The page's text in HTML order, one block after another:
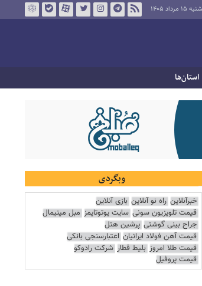
مرداد ۱۴۰۵
استان‌ها
وبگردی
خبرآنلاین راه نو آنلاین بازی آنلاین
قیمت تلویزیون سونی سایت یوتوتایمز مبل مینیمال
جراح بینی گوشتی پرشین هتل
قیمت آهن فولاد ایرانیان اعتبارسنجی بانکی
قیمت طلا امروز بلیط قطار شرکت رادوکو
قیمت پروفیل